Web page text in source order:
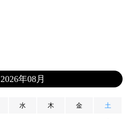
2026年08月
水 木 金 土